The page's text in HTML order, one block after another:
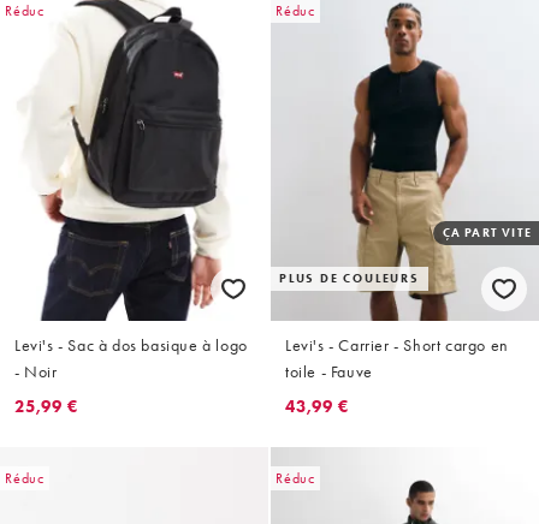
Réduc
Levi's - Sac à dos basique à logo
- Noir
25,99 €
Réduc
PLUS DE COULEURS
ÇA PART VITE
Levi's - Carrier - Short cargo en
toile - Fauve
43,99 €
Réduc Réduc